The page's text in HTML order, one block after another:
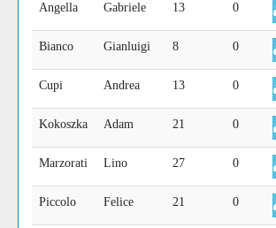
Angella Gabriele 13 0
Bianco Gianluigi 8 0
Cupi Andrea 13 0
Kokoszka Adam 21 0
Marzorati Lino 27 0
Piccolo Felice 21 0